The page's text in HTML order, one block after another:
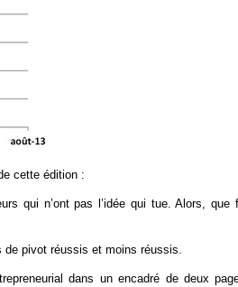
cette édition :
qui n’ont pas l’idée qui tue. Alors,
pivot réussis et moins réussis.
dans un encadré de deux